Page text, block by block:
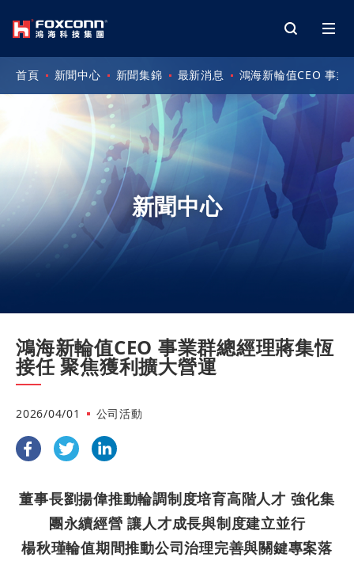
新聞中心
首頁 新聞中心 新聞集錦 最新消息 鴻海新輪值CEO 事
鴻海新輪值CEO 事業群總經理蔣集恆
接任 聚焦獲利擴大營運
2026/04/01 公司活動
董事長劉揚偉推動輪調制度培育高階人才 強化集
團永續經營 讓人才成長與制度建立並行
楊秋瑾輪值期間推動公司治理完善與關鍵專案落